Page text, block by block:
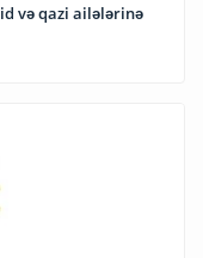
və qazi ailələrinə